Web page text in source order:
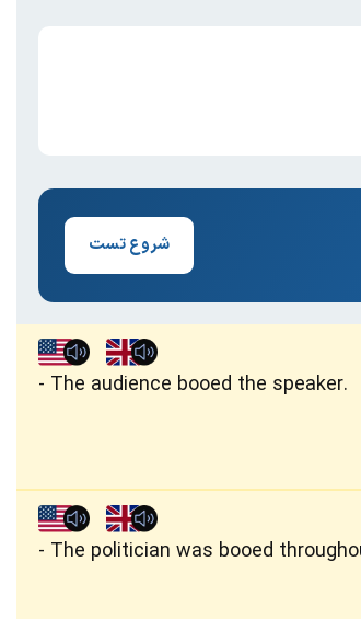
شروع تست
The audience booed the speaker.
The politician was booed